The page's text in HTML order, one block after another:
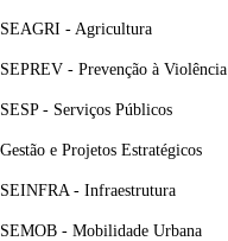
SEAGRI - Agricultura
SEPREV - Prevenção à Violência
SESP - Serviços Públicos
Gestão e Projetos Estratégicos
SEINFRA - Infraestrutura
SEMOB - Mobilidade Urbana